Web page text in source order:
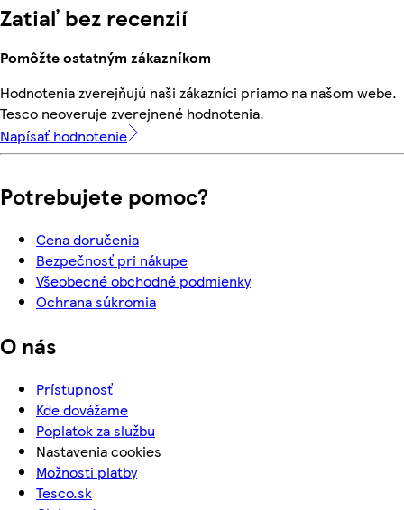
Zatiaľ bez recenzií
Pomôžte ostatným zákazníkom
Hodnotenia zverejňujú naši zákazníci priamo na našom webe.
Tesco neoveruje zverejnené hodnotenia.
Napísať hodnotenie
Potrebujete pomoc?
Cena doručenia
Bezpečnosť pri nákupe
Všeobecné obchodné podmienky
Ochrana súkromia
O nás
Prístupnosť
Kde dovážame
Poplatok za službu
Nastavenia cookies
Možnosti platby
Tesco.sk